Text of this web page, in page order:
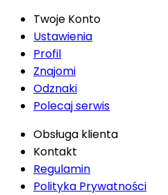
Twoje Konto
Ustawienia
Profil
Znajomi
Odznaki
Polecaj serwis
Obsługa klienta
Kontakt
Regulamin
Polityka Prywatności